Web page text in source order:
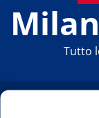
Tutto